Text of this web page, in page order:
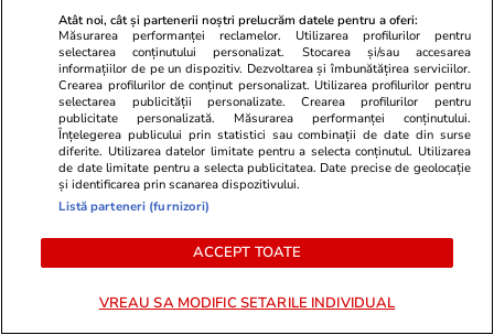
© 2026 Ringier Romania. Toate drepturile rezervate
Actualizare preferințe cookies
Atât noi, cât și partenerii noștri prelucrăm datele pentru a oferi:
Măsurarea performanței reclamelor. Utilizarea profilurilor pentru
selectarea conținutului personalizat. Stocarea și/sau accesarea
informațiilor de pe un dispozitiv. Dezvoltarea și îmbunătățirea serviciilor.
Crearea profilurilor de conținut personalizat. Utilizarea profilurilor pentru
selectarea publicității personalizate. Crearea profilurilor pentru
publicitate personalizată. Măsurarea performanței conținutului.
Înțelegerea publicului prin statistici sau combinații de date din surse
diferite. Utilizarea datelor limitate pentru a selecta conținutul. Utilizarea
de date limitate pentru a selecta publicitatea. Date precise de geolocație
și identificarea prin scanarea dispozitivului.
Listă parteneri (furnizori)
ACCEPT TOATE
VREAU SA MODIFIC SETARILE INDIVIDUAL